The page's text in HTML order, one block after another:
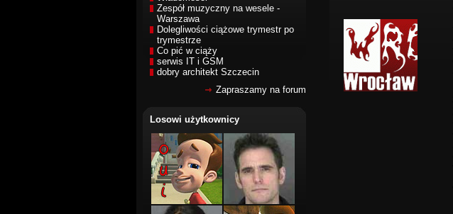
Zespół muzyczny na wesele -
Warszawa
Dolegliwości ciążowe trymestr po
trymestrze
Co pić w ciąży
serwis IT i GSM
dobry architekt Szczecin
Zapraszamy na forum
Losowi użytkownicy